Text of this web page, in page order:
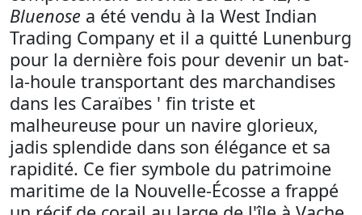
Bluenose a été vendu à la West Indian
Trading Company et il a quitté Lunenburg
pour la dernière fois pour devenir un bat-
la-houle transportant des marchandises
dans les Caraïbes ' fin triste et
malheureuse pour un navire glorieux,
jadis splendide dans son élégance et sa
rapidité. Ce fier symbole du patrimoine
maritime de la Nouvelle-Écosse a frappé